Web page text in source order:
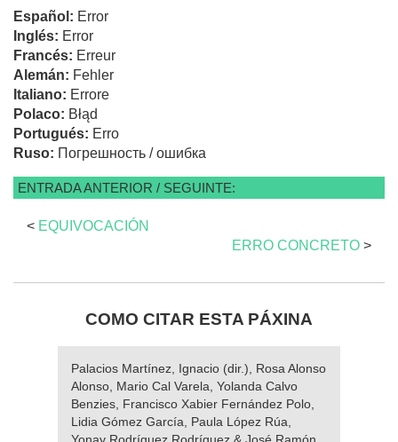
Español: Error
Inglés: Error
Francés: Erreur
Alemán: Fehler
Italiano: Errore
Polaco: Błąd
Portugués: Erro
Ruso: Погрешность / ошибка
ENTRADA ANTERIOR / SEGUINTE:
< EQUIVOCACIÓN
ERRO CONCRETO >
COMO CITAR ESTA PÁXINA
Palacios Martínez, Ignacio (dir.), Rosa Alonso
Alonso, Mario Cal Varela, Yolanda Calvo
Benzies, Francisco Xabier Fernández Polo,
Lidia Gómez García, Paula López Rúa,
Yonay Rodríguez Rodríguez & José Ramón